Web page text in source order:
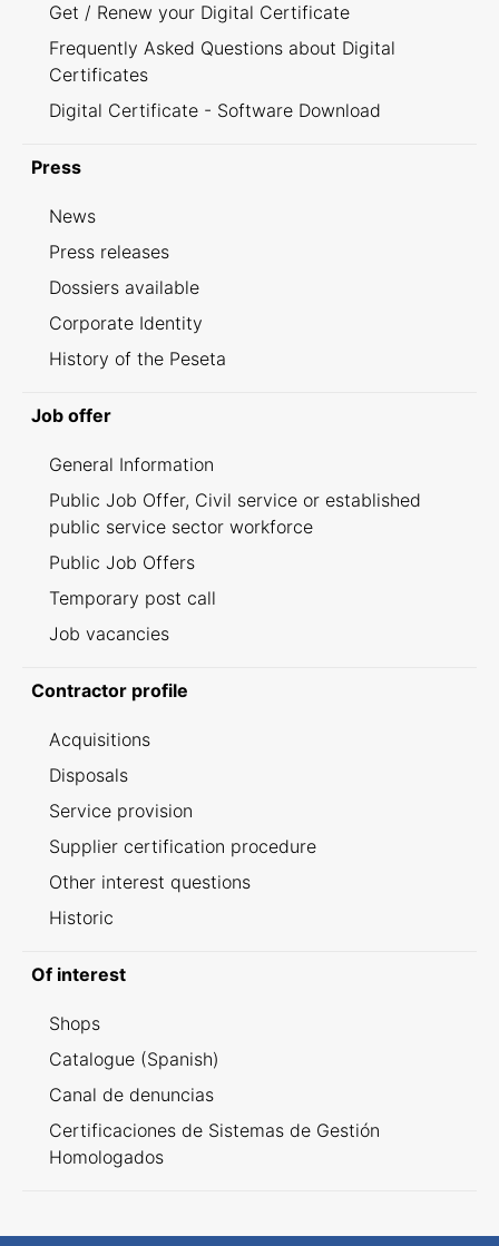
Get / Renew your Digital Certificate
Frequently Asked Questions about Digital
Certificates
Digital Certificate - Software Download
Press
News
Press releases
Dossiers available
Corporate Identity
History of the Peseta
Job offer
General Information
Public Job Offer, Civil service or established
public service sector workforce
Public Job Offers
Temporary post call
Job vacancies
Contractor profile
Acquisitions
Disposals
Service provision
Supplier certification procedure
Other interest questions
Historic
Of interest
Shops
Catalogue (Spanish)
Canal de denuncias
Certificaciones de Sistemas de Gestión
Homologados